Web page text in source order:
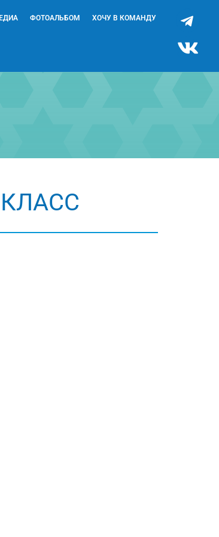
ФОТОАЛЬБОМ ХОЧУ В КОМАНДУ